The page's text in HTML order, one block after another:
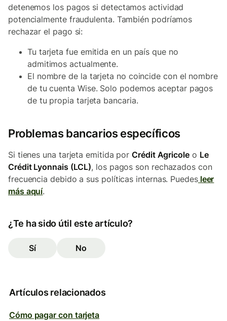
detenemos los pagos si detectamos actividad
potencialmente fraudulenta. También podríamos
rechazar el pago si:
Tu tarjeta fue emitida en un país que no
admitimos actualmente.
El nombre de la tarjeta no coincide con el nombre
de tu cuenta Wise. Solo podemos aceptar pagos
de tu propia tarjeta bancaria.
Problemas bancarios específicos
Si tienes una tarjeta emitida porCrédit Agricoleo Le
Crédit Lyonnais (LCL), los pagos son rechazados con
frecuencia debido a sus políticas internas. Puedesleer
más aquí.
¿Te ha sido útil este artículo?
Sí No
Artículos relacionados
Cómo pagar con tarjeta